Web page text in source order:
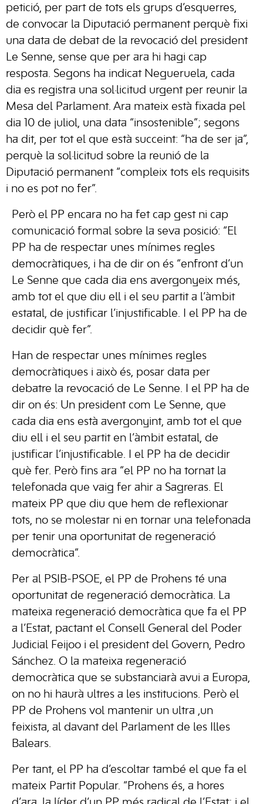
petició, per part de tots els grups d’esquerres,
de convocar la Diputació permanent perquè fixi
una data de debat de la revocació del president
Le Senne, sense que per ara hi hagi cap
resposta. Segons ha indicat Negueruela, cada
dia es registra una sol·licitud urgent per reunir la
Mesa del Parlament. Ara mateix està fixada pel
dia 10 de juliol, una data “insostenible”; segons
ha dit, per tot el que està succeint: “ha de ser ja”,
perquè la sol·licitud sobre la reunió de la
Diputació permanent “compleix tots els requisits
i no es pot no fer”.
Però el PP encara no ha fet cap gest ni cap
comunicació formal sobre la seva posició: “El
PP ha de respectar unes mínimes regles
democràtiques, i ha de dir on és “enfront d’un
Le Senne que cada dia ens avergonyeix més,
amb tot el que diu ell i el seu partit a l’àmbit
estatal, de justificar l’injustificable. I el PP ha de
decidir què fer”.
Han de respectar unes mínimes regles
democràtiques i això és, posar data per
debatre la revocació de Le Senne. I el PP ha de
dir on és: Un president com Le Senne, que
cada dia ens està avergonyint, amb tot el que
diu ell i el seu partit en l’àmbit estatal, de
justificar l’injustificable. I el PP ha de decidir
què fer. Però fins ara “el PP no ha tornat la
telefonada que vaig fer ahir a Sagreras. El
mateix PP que diu que hem de reflexionar
tots, no se molestar ni en tornar una telefonada
per tenir una oportunitat de regeneració
democràtica”.
Per al PSIB-PSOE, el PP de Prohens té una
oportunitat de regeneració democràtica. La
mateixa regeneració democràtica que fa el PP
a l’Estat, pactant el Consell General del Poder
Judicial Feijoo i el president del Govern, Pedro
Sánchez. O la mateixa regeneració
democràtica que se substanciarà avui a Europa,
on no hi haurà ultres a les institucions. Però el
PP de Prohens vol mantenir un ultra ,un
feixista, al davant del Parlament de les Illes
Balears.
Per tant, el PP ha d’escoltar també el que fa el
mateix Partit Popular. “Prohens és, a hores